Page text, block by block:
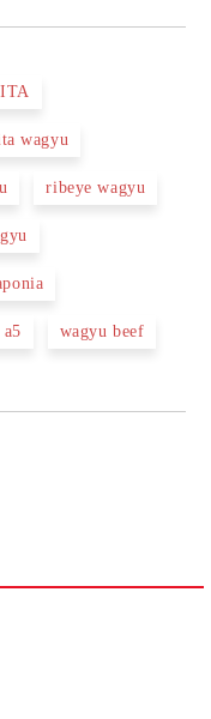
wagyu
ribeye wagyu
wagyu beef